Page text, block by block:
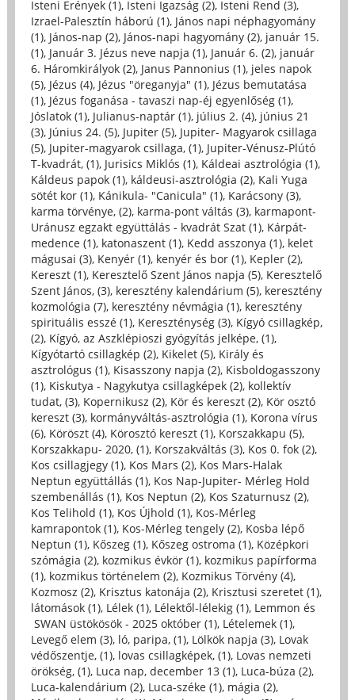
Isteni Erények (1), Isteni Igazság (2), Isteni Rend (3),
Izrael-Palesztín háború (1), János napi néphagyomány
(1), János-nap (2), János-napi hagyomány (2), január 15.
(1), Január 3. Jézus neve napja (1), Január 6. (2), január
6. Háromkirályok (2), Janus Pannonius (1), jeles napok
(5), Jézus (4), Jézus "öreganyja" (1), Jézus bemutatása
(1), Jézus foganása - tavaszi nap-éj egyenlőség (1),
Jóslatok (1), Julianus-naptár (1), július 2. (4), június 21
(3), Június 24. (5), Jupiter (5), Jupiter- Magyarok csillaga
(5), Jupiter-magyarok csillaga, (1), Jupiter-Vénusz-Plútó
T-kvadrát, (1), Jurisics Miklós (1), Káldeai asztrológia (1),
Káldeus papok (1), káldeusi-asztrológia (2), Kali Yuga
sötét kor (1), Kánikula- "Canicula" (1), Karácsony (3),
karma törvénye, (2), karma-pont váltás (3), karmapont-
Uránusz egzakt együttálás - kvadrát Szat (1), Kárpát-
medence (1), katonaszent (1), Kedd asszonya (1), kelet
mágusai (3), Kenyér (1), kenyér és bor (1), Kepler (2),
Kereszt (1), Keresztelő Szent János napja (5), Keresztelő
Szent János, (3), keresztény kalendárium (5), keresztény
kozmológia (7), keresztény névmágia (1), keresztény
spirituális esszé (1), Kereszténység (3), Kígyó csillagkép,
(2), Kígyó, az Aszklépioszi gyógyítás jelképe, (1),
Kígyótartó csillagkép (2), Kikelet (5), Király és
asztrológus (1), Kisasszony napja (2), Kisboldogasszony
(1), Kiskutya - Nagykutya csillagképek (2), kollektív
tudat, (3), Kopernikusz (2), Kör és kereszt (2), Kör osztó
kereszt (3), kormányváltás-asztrológia (1), Korona vírus
(6), Köröszt (4), Körosztó kereszt (1), Korszakkapu (5),
Korszakkapu- 2020, (1), Korszakváltás (3), Kos 0. fok (2),
Kos csillagjegy (1), Kos Mars (2), Kos Mars-Halak
Neptun együttállás (1), Kos Nap-Jupiter- Mérleg Hold
szembenállás (1), Kos Neptun (2), Kos Szaturnusz (2),
Kos Telihold (1), Kos Újhold (1), Kos-Mérleg
kamrapontok (1), Kos-Mérleg tengely (2), Kosba lépő
Neptun (1), Kőszeg (1), Kőszeg ostroma (1), Középkori
szómágia (2), kozmikus évkör (1), kozmikus papírforma
(1), kozmikus történelem (2), Kozmikus Törvény (4),
Kozmosz (2), Krisztus katonája (2), Krisztusi szeretet (1),
látomások (1), Lélek (1), Lélektől-lélekig (1), Lemmon és
SWAN üstökösök - 2025 október (1), Lételemek (1),
Levegő elem (3), ló, paripa, (1), Lölkök napja (3), Lovak
védőszentje, (1), lovas csillagképek, (1), Lovas nemzeti
örökség, (1), Luca nap, december 13 (1), Luca-búza (2),
Luca-kalendárium (2), Luca-széke (1), mágia (2),